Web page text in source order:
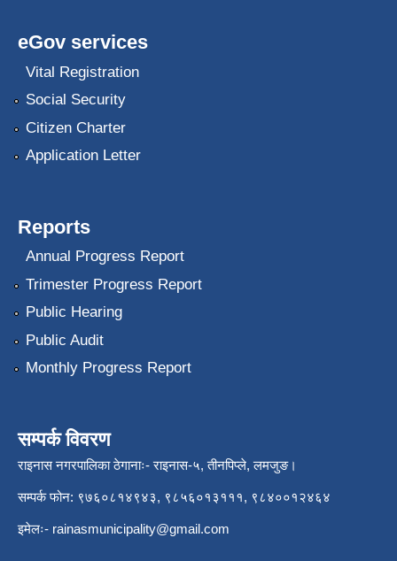
eGov services
Vital Registration
Social Security
Citizen Charter
Application Letter
Reports
Annual Progress Report
Trimester Progress Report
Public Hearing
Public Audit
Monthly Progress Report
सम्पर्क विवरण
राइनास नगरपालिका ठेगानाः- राइनास-५, तीनपिप्ले, लमजुङ।
सम्पर्क फोन: ९७६०८१४९४३, ९८५६०१३१११, ९८४००१२४६४
इमेलः- rainasmunicipality@gmail.com